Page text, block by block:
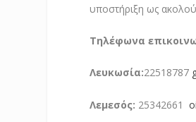
υποστήριξη ως
Τηλέφωνα
Λευκωσία:22518787
Λεμεσός: 25342661